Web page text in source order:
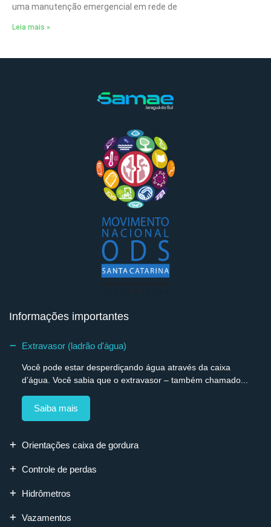
uma manutenção emergencial em rede de
Leia mais »
Informações importantes
Extravasor (ladrão d'água)
Você pode estar desperdiçando água através da caixa
d’água. Você sabia que o extravasor – também chamado...
Saiba mais
Orientações caixa de gordura
Controle de perdas
Hidrômetros
Vazamentos